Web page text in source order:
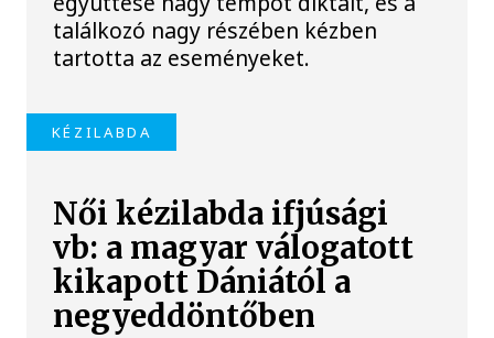
találkozó nagy részében kézben
tartotta az eseményeket.
KÉZILABDA
Női kézilabda ifjúsági
vb: a magyar válogatott
kikapott Dániától a
negyeddöntőben